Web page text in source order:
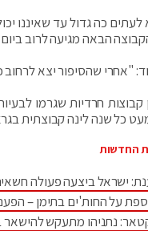
לעתים כה גדול עד שאיננו
הבאה מגיעה לרוב
"אחרי שהסיפור יצא
קבוצות חרדיות שגרמו
כל שנה לינה קבוצתית
החדשות
ישראל ביצעה פעולה
על החות'ים בתימן –
נתניהו מתעקש להישאר